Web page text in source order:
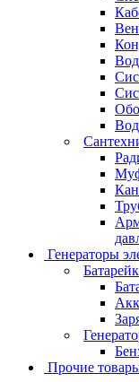
Генераторы
Прочие